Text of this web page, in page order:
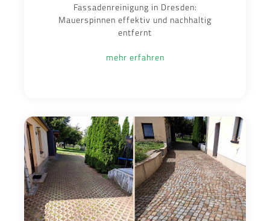
Fassadenreinigung in Dresden:
Mauerspinnen effektiv und nachhaltig
entfernt
mehr erfahren